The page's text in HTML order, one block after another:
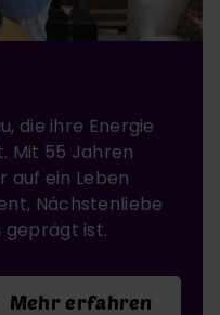
die ihre Energie
Mit 55 Jahren
auf ein Leben
Nächstenliebe
geprägt ist.
Mehr erfahren